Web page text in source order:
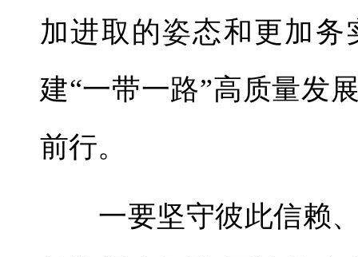
加进取的姿态和更加
建“一带一路”高质量发
前行。
一要坚守彼此信赖、